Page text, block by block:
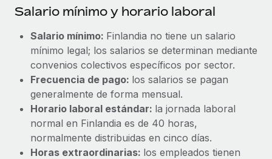
en todo el mundo.
Apertura de entidades
Abre entidades conforme a la legalidad enseguida.
Movilidad y reubicación
Reubica a los empleados con facilidad.
Prestaciones
Gestiona las prestaciones de los empleados sin
complicaciones.
Novedades de producto de Remote:
Integraciones con Gusto y Xero y Contractor
Management Plus
La misión de Remote sigue siendo ayudar a empresas de
todos los tamaños a contratar, gestionar y...
Más información
Salario mínimo y horario laboral
Salario mínimo: Finlandia no tiene un salario
mínimo legal; los salarios se determinan mediante
convenios colectivos específicos por sector.
Frecuencia de pago: los salarios se pagan
generalmente de forma mensual.
Horario laboral estándar: la jornada laboral
normal en Finlandia es de 40 horas,
normalmente distribuidas en cinco días.
Horas extraordinarias: los empleados tienen